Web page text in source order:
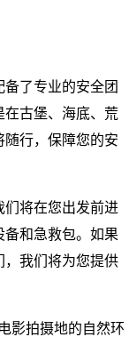
了专业的安全团
在古堡、海底、荒
随行，保障您的安
们将在您出发前进
和急救包。如果
，我们将为您提供
影拍摄地的自然环